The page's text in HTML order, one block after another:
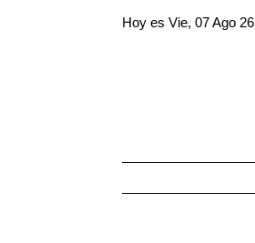
Hoy esVie, 07 Ago 26